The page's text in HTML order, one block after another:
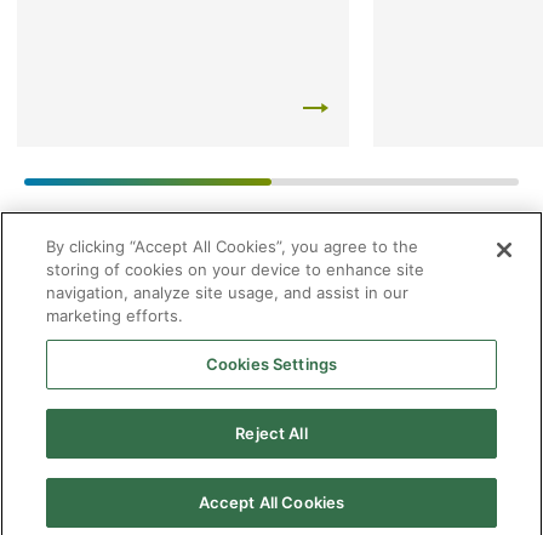
By clicking “Accept All Cookies”, you agree to the
storing of cookies on your device to enhance site
navigation, analyze site usage, and assist in our
marketing efforts.
Cookies Settings
Reject All
Accept All Cookies